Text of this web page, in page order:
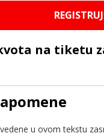
na tiketu
u ovom tekstu